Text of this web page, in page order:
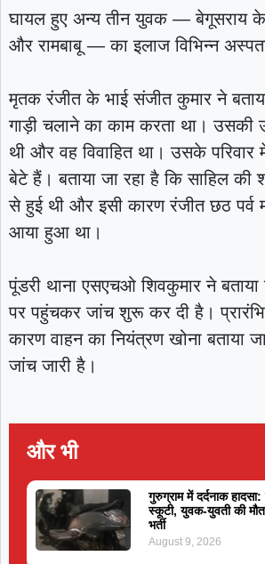
घायल हुए अन्य तीन युवक — बेगूसराय के
और रामबाबू — का इलाज विभिन्न
मृतक रंजीत के भाई संजीत कुमार ने
गाड़ी चलाने का काम करता था। उसकी
थी और वह विवाहित था। उसके
बेटे हैं। बताया जा रहा है कि साहिल की
से हुई थी और इसी कारण रंजीत छठ
आया हुआ था।
पूंडरी थाना एसएचओ शिवकुमार ने
पर पहुंचकर जांच शुरू कर दी है।
कारण वाहन का नियंत्रण खोना बताया
जांच जारी है।
और भी
गुरुग्राम में दर्दनाक
स्कूटी, युवक-युवती की
भर्ती
August 9, 2026